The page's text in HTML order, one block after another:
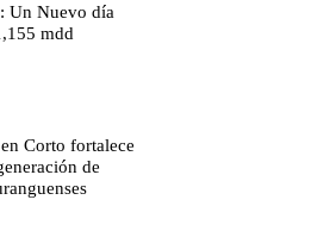
Un Nuevo día
mdd
Corto fortalece
de